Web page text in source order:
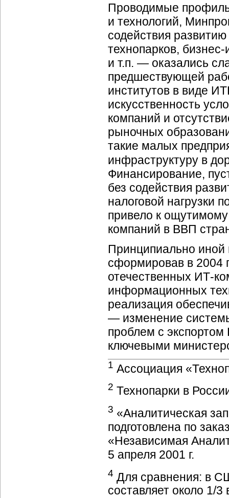
Проводимые
и технологий,
содействия
технопарков,
и т.п. — оказались
предшествующей
институтов в виде
искусственность
компаний и
рыночных
такие малых
инфраструктуру в
Финансирование,
без содействия
налоговой нагрузки
привело к
компаний в ВВП
Принципиально
сформировав в 2004
отечественных ИТ-
информационных
реализация
— изменение
проблем с
ключевыми
1 Ассоциация
2 Технопарки в
3 «Аналитическая
подготовлена по
«Независимая
5 апреля 2001 г.
4 Для сравнения: в
составляет около 1/